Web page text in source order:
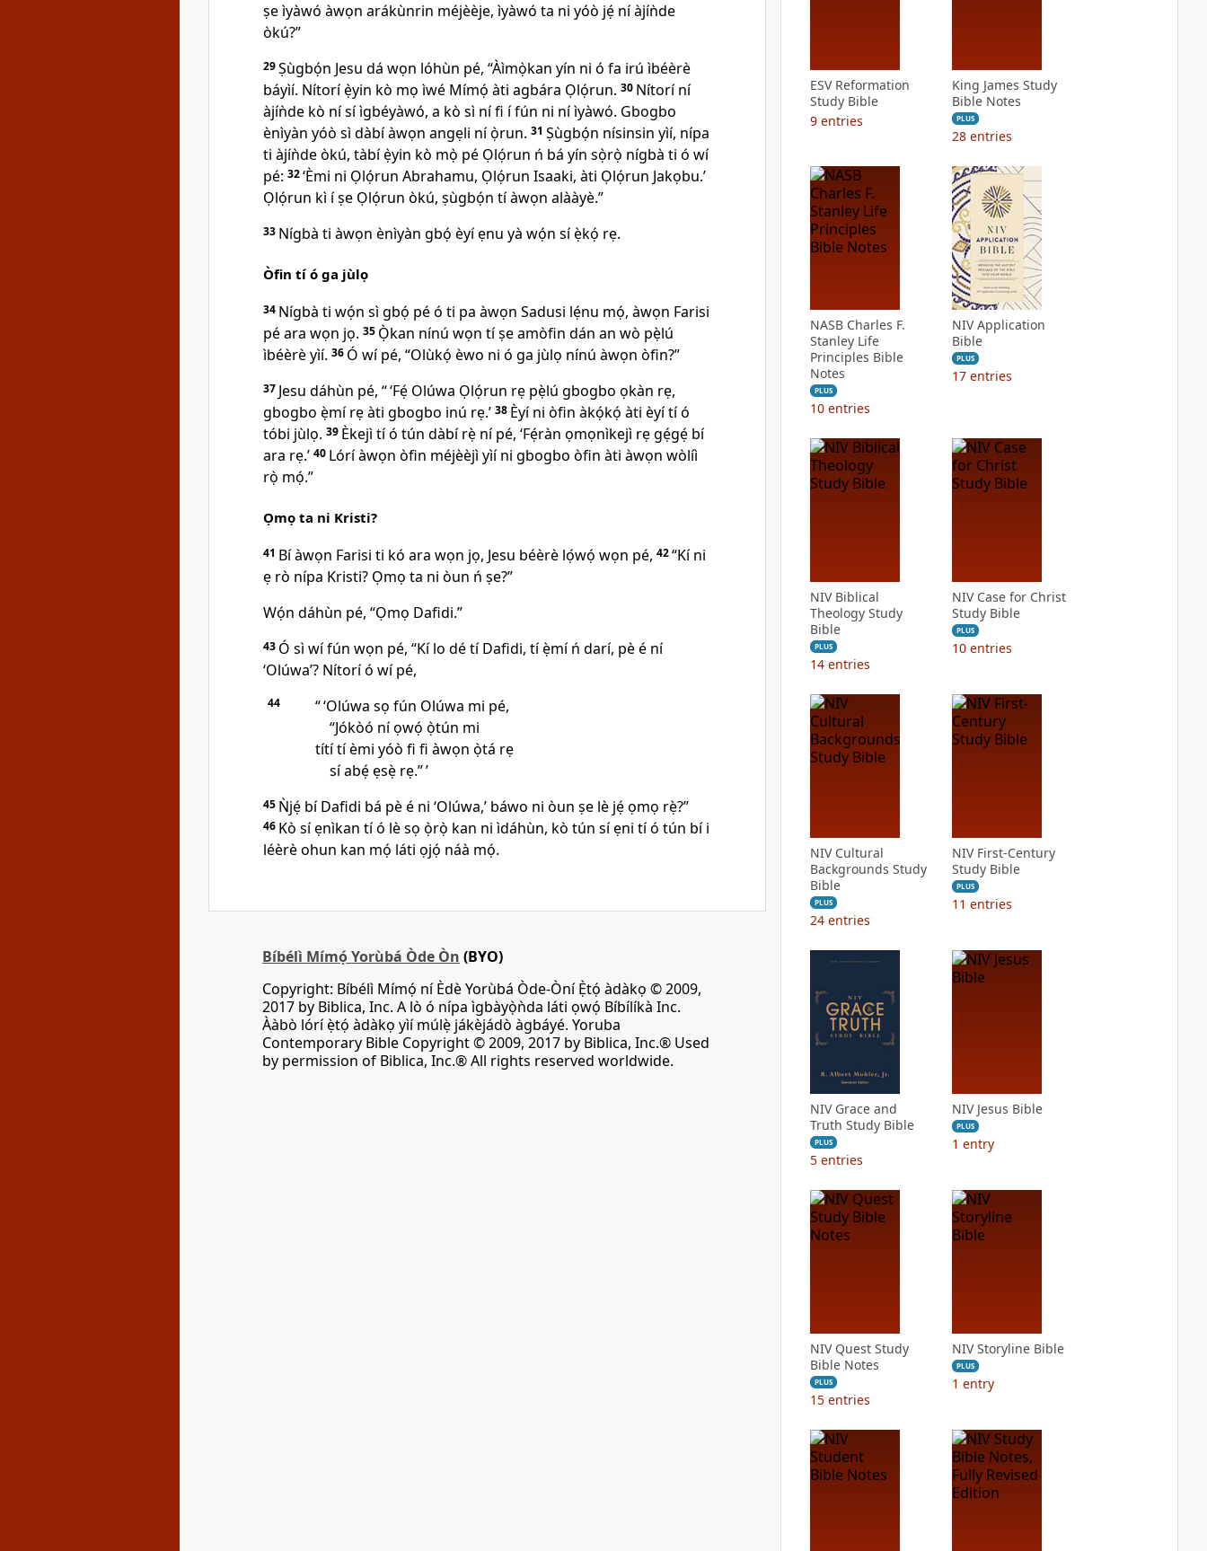
ṣe ìyàwó àwọn arákùnrin méjèèje, ìyàwó ta ni yóò jẹ́ ní àjíǹde
òkú?”
29Ṣùgbọ́n Jesu dá wọn lóhùn pé, “Àìmọ̀kan yín ni ó fa irú ìbéèrè
báyìí. Nítorí ẹ̀yin kò mọ ìwé Mímọ́ àti agbára Ọlọ́run. 30 Nítorí ní
àjíǹde kò ní sí ìgbéyàwó, a kò sì ní fi í fún ni ní ìyàwó. Gbogbo
ènìyàn yóò sì dàbí àwọn angẹli ní ọ̀run. 31 Ṣùgbọ́n nísinsin yìí, nípa
ti àjíǹde òkú, tàbí ẹ̀yin kò mọ̀ pé Ọlọ́run ń bá yín sọ̀rọ̀ nígbà ti ó wí
pé: 32‘Èmi ni Ọlọ́run Abrahamu, Ọlọ́run Isaaki, àti Ọlọ́run Jakọbu.’
Ọlọ́run kì í ṣe Ọlọ́run òkú, ṣùgbọ́n tí àwọn alààyè.”
33 Nígbà ti àwọn ènìyàn gbọ́ èyí ẹnu yà wọ́n sí ẹ̀kọ́ rẹ.
Òfin tí ó ga jùlọ
34 Nígbà ti wọ́n sì gbọ́ pé ó ti pa àwọn Sadusi lẹ́nu mọ́, àwọn Farisi
pé ara wọn jọ. 35 Ọ̀kan nínú wọn tí ṣe amòfin dán an wò pẹ̀lú
ìbéèrè yìí. 36 Ó wí pé, “Olùkọ́ èwo ni ó ga jùlọ nínú àwọn òfin?”
37 Jesu dáhùn pé, “ ‘Fẹ́ Olúwa Ọlọ́run rẹ pẹ̀lú gbogbo ọkàn rẹ,
gbogbo ẹ̀mí rẹ àti gbogbo inú rẹ.’ 38 Èyí ni òfin àkọ́kọ́ àti èyí tí ó
tóbi jùlọ. 39 Èkejì tí ó tún dàbí rẹ̀ ní pé, ‘Fẹ́ràn ọmọnìkejì rẹ gẹ́gẹ́ bí
ara rẹ.’ 40 Lórí àwọn òfin méjèèjì yìí ni gbogbo òfin àti àwọn wòlíì
rọ̀ mọ́.”
Ọmọ ta ni Kristi?
41 Bí àwọn Farisi ti kó ara wọn jọ, Jesu béèrè lọ́wọ́ wọn pé, 42“Kí ni
ẹ rò nípa Kristi? Ọmọ ta ni òun ń ṣe?”
Wọ́n dáhùn pé, “Ọmọ Dafidi.”
43 Ó sì wí fún wọn pé, “Kí lo dé tí Dafidi, tí ẹ̀mí ń darí, pè é ní
‘Olúwa’? Nítorí ó wí pé,
44
“ ‘Olúwa sọ fún Olúwa mi pé,
“Jókòó ní ọwọ́ ọ̀tún mi
títí tí èmi yóò fi fi àwọn ọ̀tá rẹ
sí abẹ́ ẹsẹ̀ rẹ.” ’
45 Ǹjẹ́ bí Dafidi bá pè é ni ‘Olúwa,’ báwo ni òun ṣe lè jẹ́ ọmọ rẹ̀?”
46 Kò sí ẹnìkan tí ó lè sọ ọ̀rọ̀ kan ni ìdáhùn, kò tún sí ẹni tí ó tún bí i
léèrè ohun kan mọ́ láti ọjọ́ náà mọ́.
Bíbélì Mímọ́ Yorùbá Òde Òn (BYO)
Copyright: Bíbélì Mímọ́ ní Èdè Yorùbá Òde-Òní Ẹ̀tọ́ àdàkọ © 2009,
2017 by Biblica, Inc. A lò ó nípa ìgbàyọ̀ǹda láti ọwọ́ Bíbílíkà Inc.
Ààbò lórí ẹ̀tọ́ àdàkọ yìí múlẹ̀ jákèjádò àgbáyé. Yoruba
Contemporary Bible Copyright © 2009, 2017 by Biblica, Inc.® Used
by permission of Biblica, Inc.® All rights reserved worldwide.
ESV Reformation
Study Bible
9 entries
King James Study
Bible Notes
PLUS
28 entries
NASB Charles F.
Stanley Life
Principles Bible
Notes
PLUS
10 entries
NIV Application
Bible
PLUS
17 entries
NIV Biblical
Theology Study
Bible
PLUS
14 entries
NIV Case for Christ
Study Bible
PLUS
10 entries
NIV Cultural
Backgrounds Study
Bible
PLUS
24 entries
NIV First-Century
Study Bible
PLUS
11 entries
NIV Grace and
Truth Study Bible
PLUS
5 entries
NIV Jesus Bible
PLUS
1 entry
NIV Quest Study
Bible Notes
PLUS
15 entries
NIV Storyline Bible
PLUS
1 entry